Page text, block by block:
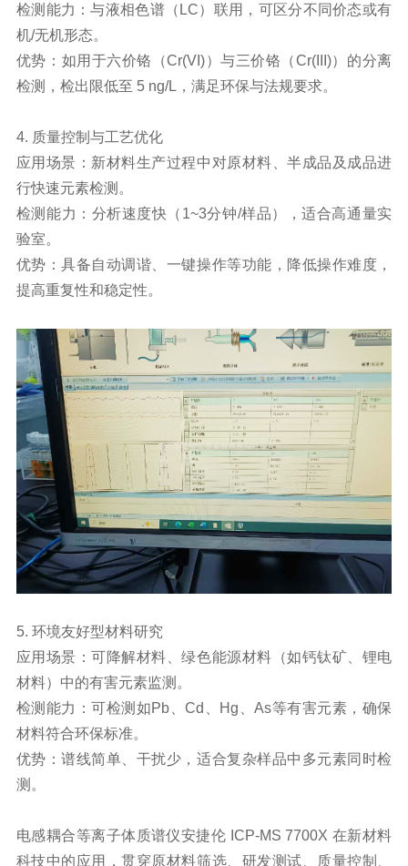
检测能力：与液相色谱（LC）联用，可区分不同价态或有
机/无机形态。
优势：如用于六价铬（Cr(VI)）与三价铬（Cr(III)）的分离
检测，检出限低至 5 ng/L，满足环保与法规要求。
4. 质量控制与工艺优化
应用场景：新材料生产过程中对原材料、半成品及成品进
行快速元素检测。
检测能力：分析速度快（1~3分钟/样品），适合高通量实
验室。
优势：具备自动调谐、一键操作等功能，降低操作难度，
提高重复性和稳定性。
5. 环境友好型材料研究
应用场景：可降解材料、绿色能源材料（如钙钛矿、锂电
材料）中的有害元素监测。
检测能力：可检测如Pb、Cd、Hg、As等有害元素，确保
材料符合环保标准。
优势：谱线简单、干扰少，适合复杂样品中多元素同时检
测。
电感耦合等离子体质谱仪安捷伦 ICP-MS 7700X 在新材料
科技中的应用，贯穿原材料筛选、研发测试、质量控制、